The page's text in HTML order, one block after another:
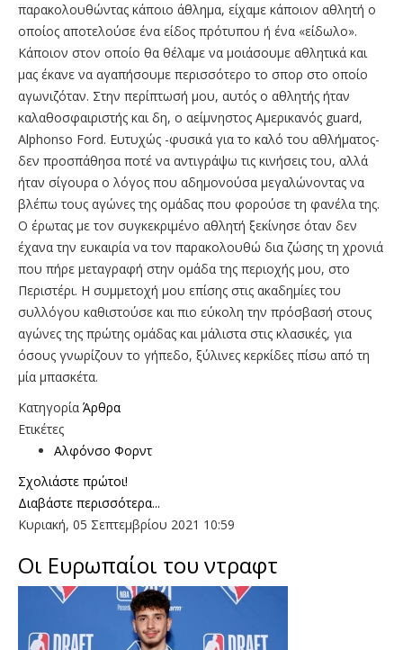
παρακολουθώντας κάποιο άθλημα, είχαμε κάποιον αθλητή ο
οποίος αποτελούσε ένα είδος πρότυπου ή ένα «είδωλο».
Κάποιον στον οποίο θα θέλαμε να μοιάσουμε αθλητικά και
μας έκανε να αγαπήσουμε περισσότερο το σπορ στο οποίο
αγωνιζόταν. Στην περίπτωσή μου, αυτός ο αθλητής ήταν
καλαθοσφαιριστής και δη, ο αείμνηστος Αμερικανός guard,
Alphonso Ford. Ευτυχώς -φυσικά για το καλό του αθλήματος-
δεν προσπάθησα ποτέ να αντιγράψω τις κινήσεις του, αλλά
ήταν σίγουρα ο λόγος που αδημονούσα μεγαλώνοντας να
βλέπω τους αγώνες της ομάδας που φορούσε τη φανέλα της.
Ο έρωτας με τον συγκεκριμένο αθλητή ξεκίνησε όταν δεν
έχανα την ευκαιρία να τον παρακολουθώ δια ζώσης τη χρονιά
που πήρε μεταγραφή στην ομάδα της περιοχής μου, στο
Περιστέρι. Η συμμετοχή μου επίσης στις ακαδημίες του
συλλόγου καθιστούσε και πιο εύκολη την πρόσβασή στους
αγώνες της πρώτης ομάδας και μάλιστα στις κλασικές, για
όσους γνωρίζουν το γήπεδο, ξύλινες κερκίδες πίσω από τη
μία μπασκέτα.
Κατηγορία Άρθρα
Ετικέτες
Αλφόνσο Φορντ
Σχολιάστε πρώτοι!
Διαβάστε περισσότερα...
Κυριακή, 05 Σεπτεμβρίου 2021 10:59
Οι Ευρωπαίοι του ντραφτ